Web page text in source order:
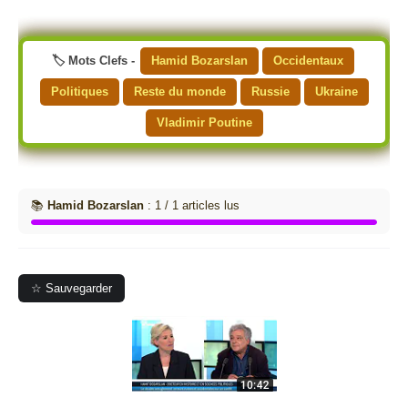
🏷️ Mots Clefs - Hamid Bozarslan Occidentaux
Politiques Reste du monde Russie Ukraine
Vladimir Poutine
📚 Hamid Bozarslan : 1 / 1 articles lus
☆ Sauvegarder